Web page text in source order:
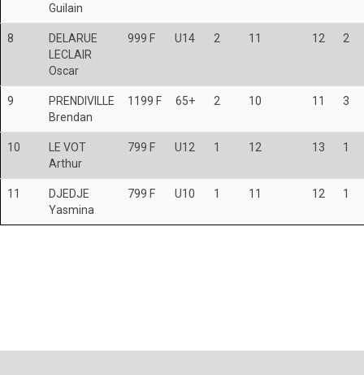
Guilain
8
DELARUE
LECLAIR
Oscar
999 F U14 2 11 12 2
9
PRENDIVILLE
Brendan
1199 F 65+ 2 10 11 3
10
LE VOT
Arthur
799 F U12 1 12 13 1
11
DJEDJE
Yasmina
799 F U10 1 11 12 1